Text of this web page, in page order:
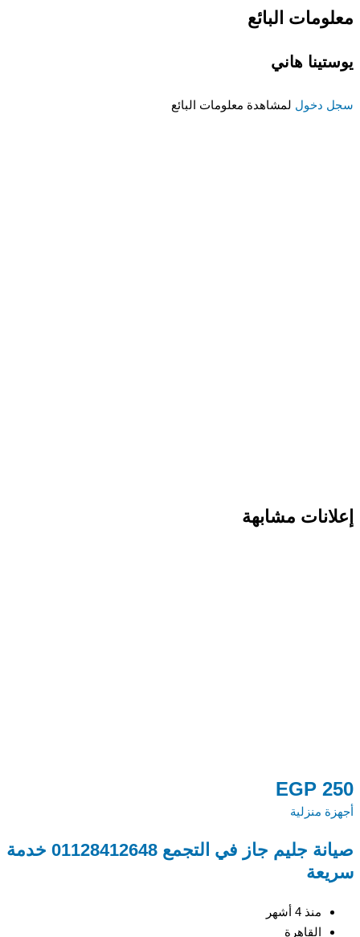
معلومات البائع
يوستينا هاني
سجل دخول لمشاهدة معلومات البائع
إعلانات مشابهة
EGP 250
أجهزة منزلية
صيانة جليم جاز في التجمع 01128412648 خدمة
سريعة
منذ 4 أشهر
القاهرة